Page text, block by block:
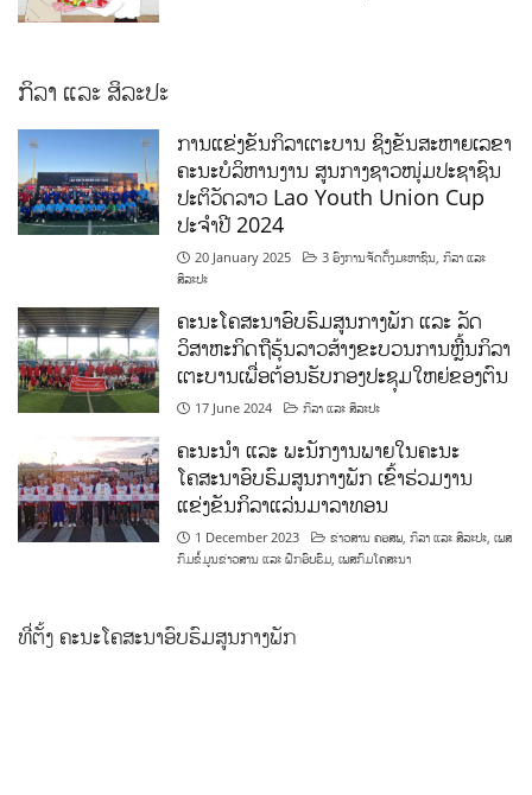
ກິລາ ແລະ ສິລະປະ
ການແຂ່ງຂັນກິລາເຕະບານ ຊິງຂັນສະຫາຍເລຂາ
ຄະນະບໍລິຫານງານ ສູນກາງຊາວໜຸ່ມປະຊາຊົນ
ປະຕິວັດລາວ Lao Youth Union Cup
ປະຈຳປີ 2024
20 January 2025 3 ອົງການຈັດຕັ້ງມະຫາຊົນ ,ກິລາ ແລະ
ສິລະປະ
ຄະນະໂຄສະນາອົບຮົມສູນກາງພັກ ແລະ ລັດ
ວິສາຫະກິດຖືຮຸ້ນລາວສ້າງຂະບວນການຫຼີ້ນກິລາ
ເຕະບານເພື່ອຕ້ອນຮັບກອງປະຊຸມໃຫຍ່ຂອງຕົນ
17 June 2024 ກິລາ ແລະ ສິລະປະ
ຄະນະນຳ ແລະ ພະນັກງານພາຍໃນຄະນະ
ໂຄສະນາອົບຮົມສູນກາງພັກ ເຂົ້າຮ່ວມງານ
ແຂ່ງຂັນກິລາແລ່ນມາລາທອນ
1 December 2023 ຂ່າວສານ ຄອສພ ,ກິລາ ແລະ ສິລະປະ ,ເພສ
ກົມຂໍ້ມູນຂ່າວສານ ແລະ ຝຶກອົບຮົມ ,ເພສກົມໂຄສະນາ
ທີ່ຕັ້ງ ຄະນະໂຄສະນາອົບຮົມສູນກາງພັກ